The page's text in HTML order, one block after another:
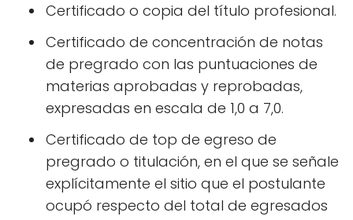
Certificado o copia del título profesional.
Certificado de concentración de notas
de pregrado con las puntuaciones de
materias aprobadas y reprobadas,
expresadas en escala de 1,0 a 7,0.
Certificado de top de egreso de
pregrado o titulación, en el que se señale
explícitamente el sitio que el postulante
ocupó respecto del total de egresados